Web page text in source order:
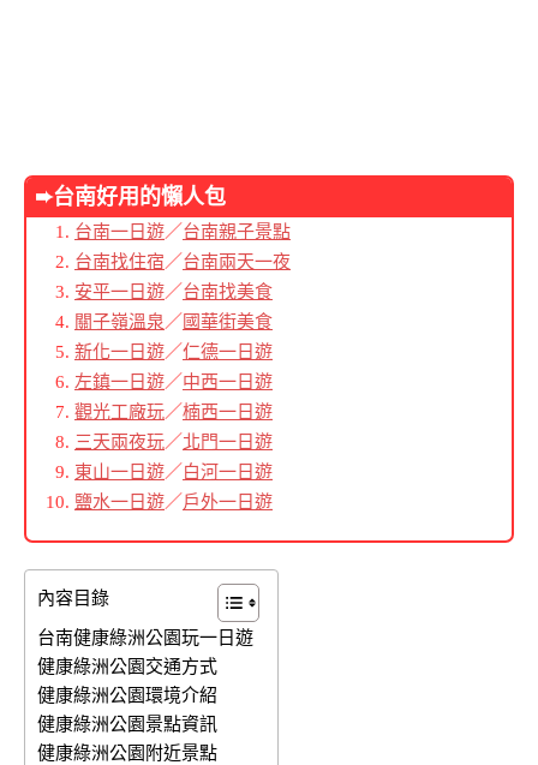
➨台南好用的懶人包
台南一日遊／台南親子景點
台南找住宿／台南兩天一夜
安平一日遊／台南找美食
關子嶺溫泉／ 國華街美食
新化一日遊／仁德一日遊
左鎮一日遊／中西一日遊
觀光工廠玩／楠西一日遊
三天兩夜玩／北門一日遊
東山一日遊／ 白河一日遊
鹽水一日遊／ 戶外一日遊
內容目錄
台南健康綠洲公園玩一日遊
健康綠洲公園交通方式
健康綠洲公園環境介紹
健康綠洲公園景點資訊
健康綠洲公園附近景點